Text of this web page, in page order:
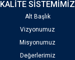
KALİTE SİSTEMİMİZ
Alt Başlık
Vizyonumuz
Misyonumuz
Değerlerimiz